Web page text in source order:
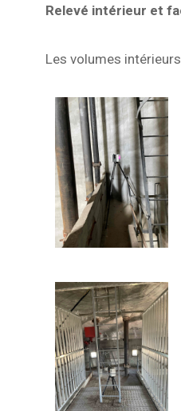
Relevé intérieur et
Les volumes